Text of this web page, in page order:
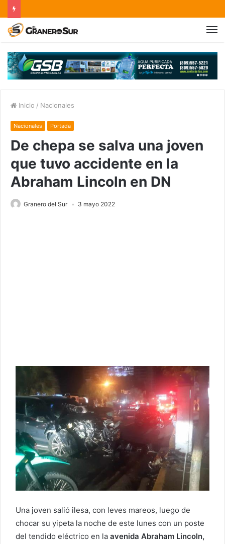
Inicio / Nacionales
Nacionales Portada
De chepa se salva una joven
que tuvo accidente en la
Abraham Lincoln en DN
Granero del Sur 3 mayo 2022
Una joven salió ilesa, con leves mareos, luego de
chocar su yipeta la noche de este lunes con un poste
del tendido eléctrico en la avenida Abraham Lincoln,